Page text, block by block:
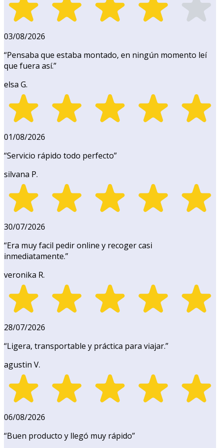
03/08/2026
“Pensaba que estaba montado, en ningún momento leí
que fuera así.”
elsa G.
01/08/2026
“Servicio rápido todo perfecto”
silvana P.
30/07/2026
“Era muy facil pedir online y recoger casi
inmediatamente.”
veronika R.
28/07/2026
“Ligera, transportable y práctica para viajar.”
agustin V.
06/08/2026
“Buen producto y llegó muy rápido”